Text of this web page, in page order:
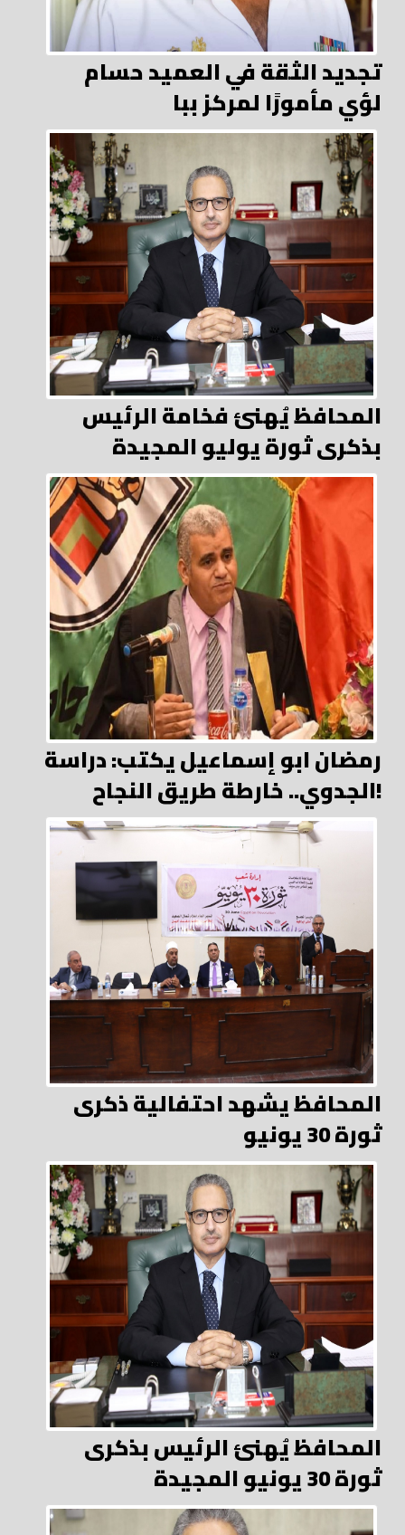
تجديد الثقة في العميد حسام
لؤي مأمورًا لمركز ببا
المحافظ يُهنئ فخامة الرئيس
بذكرى ثورة يوليو المجيدة
رمضان ابو إسماعيل يكتب: دراسة
الجدوي.. خارطة طريق النجاح!
المحافظ يشهد احتفالية ذكرى
ثورة 30 يونيو
المحافظ يُهنئ الرئيس بذكرى
ثورة 30 يونيو المجيدة